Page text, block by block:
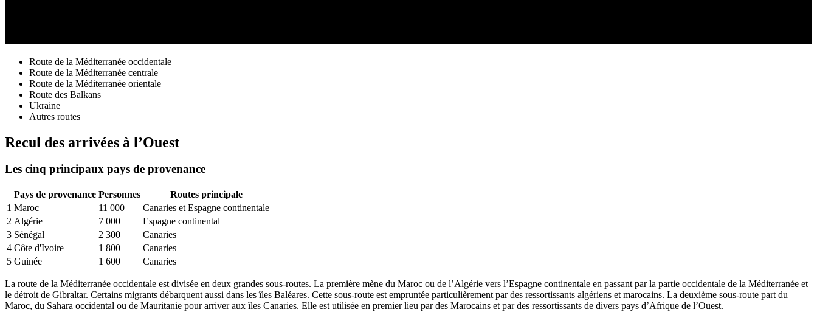
Route de la Méditerranée occidentale
Route de la Méditerranée centrale
Route de la Méditerranée orientale
Route des Balkans
Ukraine
Autres routes
Recul des arrivées à l’Ouest
Les cinq principaux pays de provenance
Pays de provenance Personnes
Routes principale
1 Maroc 11 000
Canaries et Espagne continentale
2 Algérie 7 000
Espagne continental
3 Sénégal 2 300
Canaries
4 Côte d'Ivoire 1 800
Canaries
5 Guinée 1 600 Canaries
La route de la Méditerranée occidentale est divisée en deux grandes sous-routes. La première mène du Maroc ou de l’Algérie vers l’Espagne continentale en passant par la partie occidentale de la Méditerranée et
le détroit de Gibraltar. Certains migrants débarquent aussi dans les îles Baléares. Cette sous-route est empruntée particulièrement par des ressortissants algériens et marocains. La deuxième sous-route part du
Maroc, du Sahara occidental ou de Mauritanie pour arriver aux îles Canaries. Elle est utilisée en premier lieu par des Marocains et par des ressortissants de divers pays d’Afrique de l’Ouest.